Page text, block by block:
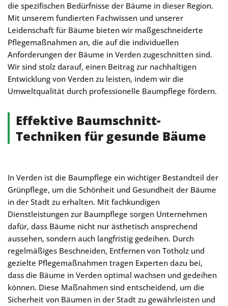
die spezifischen Bedürfnisse der Bäume in dieser Region.
Mit unserem fundierten Fachwissen und unserer
Leidenschaft für Bäume bieten wir maßgeschneiderte
Pflegemaßnahmen an, die auf die individuellen
Anforderungen der Bäume in Verden zugeschnitten sind.
Wir sind stolz darauf, einen Beitrag zur nachhaltigen
Entwicklung von Verden zu leisten, indem wir die
Umweltqualität durch professionelle Baumpflege fördern.
Effektive Baumschnitt-
Techniken für gesunde Bäume
In Verden ist die Baumpflege ein wichtiger Bestandteil der
Grünpflege, um die Schönheit und Gesundheit der Bäume
in der Stadt zu erhalten. Mit fachkundigen
Dienstleistungen zur Baumpflege sorgen Unternehmen
dafür, dass Bäume nicht nur ästhetisch ansprechend
aussehen, sondern auch langfristig gedeihen. Durch
regelmäßiges Beschneiden, Entfernen von Totholz und
gezielte Pflegemaßnahmen tragen Experten dazu bei,
dass die Bäume in Verden optimal wachsen und gedeihen
können. Diese Maßnahmen sind entscheidend, um die
Sicherheit von Bäumen in der Stadt zu gewährleisten und